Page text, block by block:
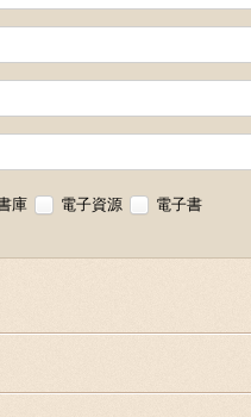
庫 電子資源 電子書